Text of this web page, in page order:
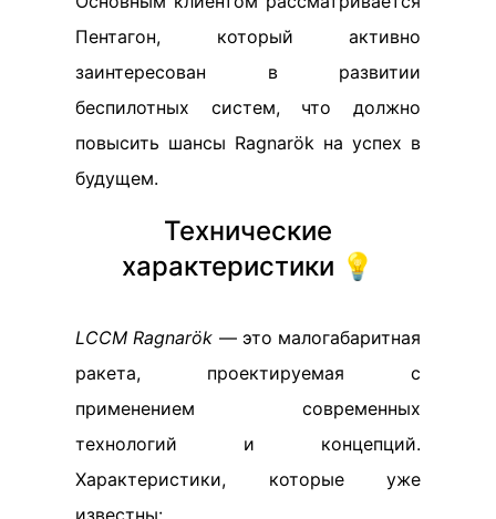
Пентагон, который активно
заинтересован в развитии
беспилотных систем, что должно
повысить шансы Ragnarök на успех в
будущем.
Технические
характеристики 💡
LCCM Ragnarök — это малогабаритная
ракета, проектируемая с
применением современных
технологий и концепций.
Характеристики, которые уже